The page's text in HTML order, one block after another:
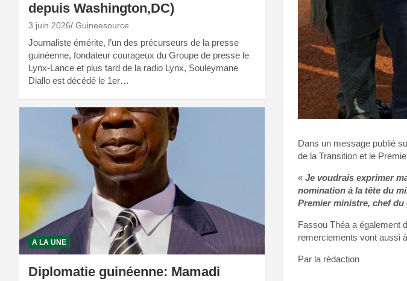
Dans un message publié
de la Transition et le
« Je voudrais exprimer
nomination à la tête du
Premier ministre, chef
Fassou Théa a également
remerciements vont aussi
Par la rédaction
depuis Washington,DC)
3 juin 2026 Guineesource
Journaliste émérite, l’un des précurseurs de la presse
guinéenne, fondateur courageux du Groupe de presse le
Lynx-Lance et plus tard de la radio Lynx, Souleymane
Diallo est décédé le 1er…
A LA UNE
Diplomatie guinéenne: Mamadi